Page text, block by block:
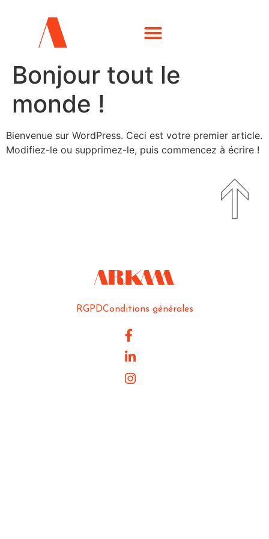
Bonjour tout le
monde !
Bienvenue sur WordPress. Ceci est votre premier article.
Modifiez-le ou supprimez-le, puis commencez à écrire !
RGPDConditions générales